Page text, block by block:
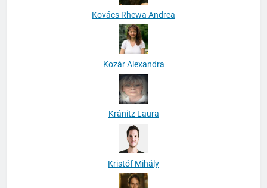
Kovács Rhewa Andrea
Kozár Alexandra
Kránitz Laura
Kristóf Mihály